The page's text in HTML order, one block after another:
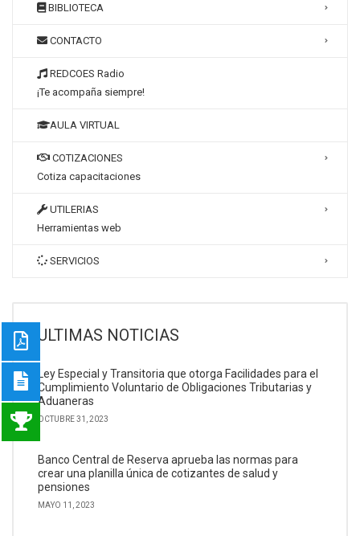
BIBLIOTECA
CONTACTO
REDCOES Radio
¡Te acompaña siempre!
AULA VIRTUAL
COTIZACIONES
Cotiza capacitaciones
UTILERIAS
Herramientas web
SERVICIOS
ULTIMAS NOTICIAS
Ley Especial y Transitoria que otorga Facilidades para el
Cumplimiento Voluntario de Obligaciones Tributarias y
Aduaneras
OCTUBRE 31, 2023
Banco Central de Reserva aprueba las normas para
crear una planilla única de cotizantes de salud y
pensiones
MAYO 11, 2023